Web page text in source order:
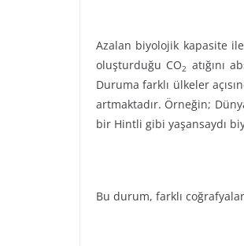
Azalan biyolojik kapasite
oluşturduğu CO2 atığını
Duruma farklı ülkeler
artmaktadır. Örneğin;
bir Hintli gibi yaşansaydı
Bu durum, farklı